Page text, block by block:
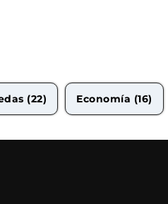
(22) Economía (16)